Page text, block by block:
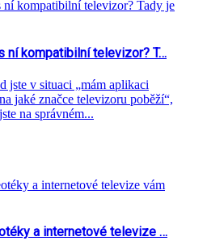
ní kompatibilní televizor? T…
v situaci „mám aplikaci
jaké značce televizoru poběží“,
na správném...
a internetové televize …